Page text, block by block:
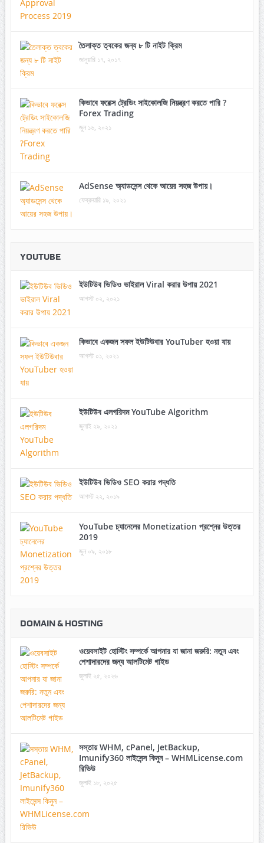
তৈলাক্ত ত্বকের জন্য ৮ টি নাইট ক্রিম
জানুয়ারি ১৭, ২০১৭
কিভাবে ফরেক্স ট্রেডিং সাইকোলজি নিয়ন্ত্রণ করতে পারি ?
Forex Trading
জুন ১৬, ২০২১
AdSense অ্যাডসেন্স থেকে আয়ের সহজ উপায়।
ফেব্রুয়ারি ১৯, ২০২১
YOUTUBE
ইউটিউব ভিডিও ভাইরাল Viral করার উপায় 2021
আগস্ট ০২, ২০২১
কিভাবে একজন সফল ইউটিউবার YouTuber হওয়া যায়
আগস্ট ০১, ২০২১
ইউটিউব এলগরিদম YouTube Algorithm
জুলাই ২৯, ২০২১
ইউটিউব ভিডিও SEO করার পদ্ধতি
আগস্ট ২২, ২০১৯
YouTube চ্যানেলের Monetization প্রশ্নের উত্তর
2019
জুন ০৯, ২০১৮
DOMAIN & HOSTING
ওয়েবসাইট হোস্টিং সম্পর্কে আপনার যা জানা জরুরি: নতুন এবং
পেশাদারদের জন্য আলটিমেট গাইড
জুলাই ২৫, ২০২৬
সস্তায় WHM, cPanel, JetBackup,
Imunify360 লাইসেন্স কিনুন – WHMLicense.com
রিভিউ
জুলাই ১৮, ২০২৫